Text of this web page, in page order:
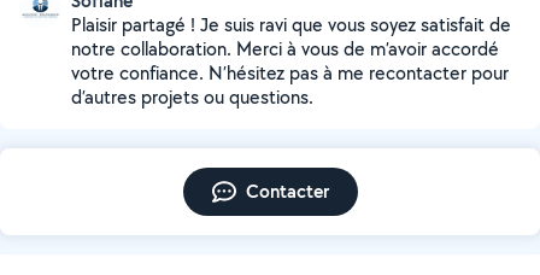
Plaisir partagé ! Je suis ravi que vous soyez satisfait de
notre collaboration. Merci à vous de m’avoir accordé
votre confiance. N’hésitez pas à me recontacter pour
d’autres projets ou questions.
Contacter